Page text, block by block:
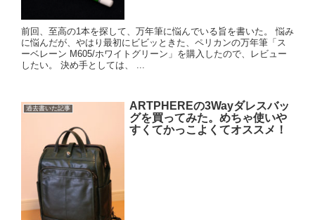
前回、至高の1本を探して、万年筆に悩んでいる旨を書いた。 悩み
に悩んだが、やはり最初にビビッときた、ペリカンの万年筆「ス
ーベレーン M605/ホワイトグリーン」を購入したので、レビュー
したい。 決め手としては、 ...
過去書いた記事
ARTPHEREの3Wayダレスバッ
グを買ってみた。めちゃ使いや
すくてかっこよくてオススメ！